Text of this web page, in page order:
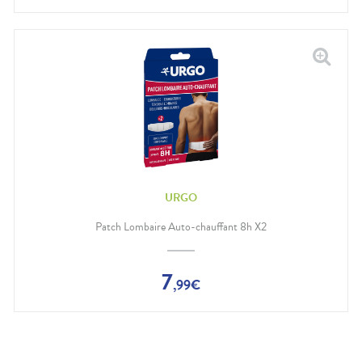
URGO
Patch Lombaire Auto-chauffant 8h X2
7,99€